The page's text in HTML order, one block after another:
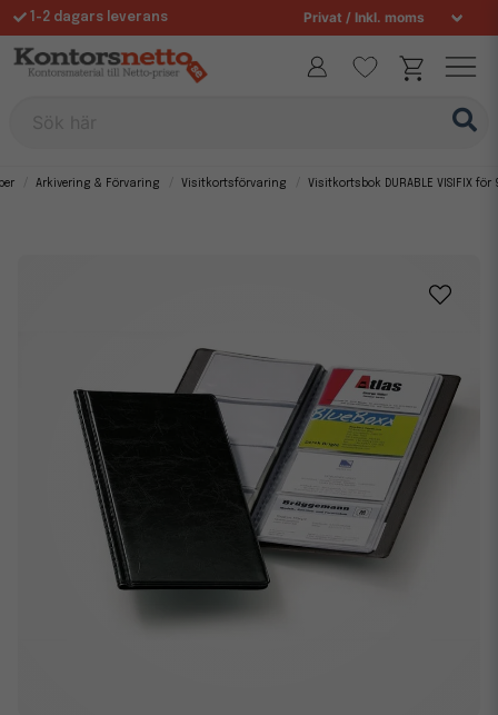
1-2 dagars leverans
Fri frakt över 995 kr
Arkivering & Förvaring Visitkortsförvaring Visitkortsbok DURABLE VISIFIX för